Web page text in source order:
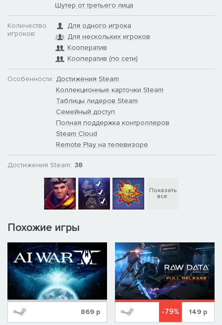
Шутер от третьего лица
Количество
игроков:
Для одного игрока
Для нескольких игроков
Кооператив
Кооператив (по сети)
Особенности: Достижения Steam
Коллекционные карточки Steam
Таблицы лидеров Steam
Семейный доступ
Полная поддержка контроллеров
Steam Cloud
Remote Play на телевизоре
Достижения Steam: 38
Показать
все
Похожие игры
869 р -79% 149 р